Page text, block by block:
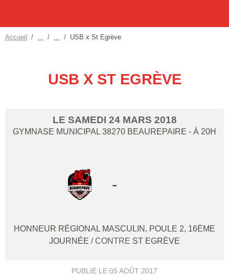
Accueil USB x St Egrève
USB X ST EGRÈVE
LE SAMEDI 24 MARS 2018
GYMNASE MUNICIPAL 38270 BEAUREPAIRE - À 20H
-
HONNEUR RÉGIONAL MASCULIN, POULE 2, 16ÈME
JOURNÉE / CONTRE ST EGRÈVE
PUBLIÉ LE 05 AOÛT 2017